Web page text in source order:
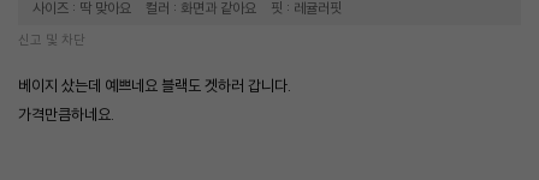
사이즈 : 딱 맞아요
컬러 : 화면과 같아요 핏 : 레귤러핏
신고 및 차단
베이지 샀는데 예쁘네요 블랙도 겟하러 갑니다.
가격만큼하네요.